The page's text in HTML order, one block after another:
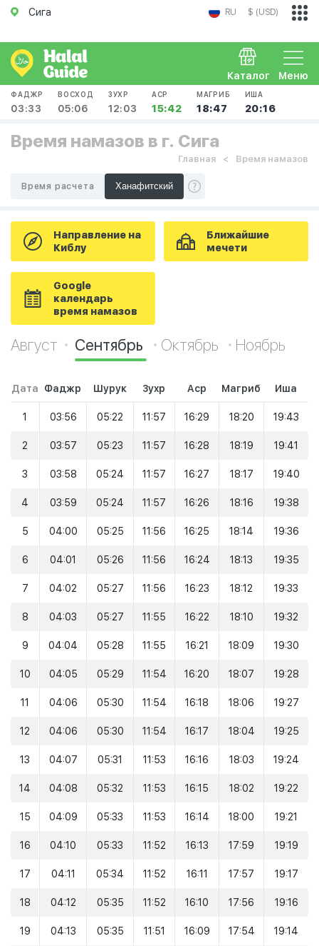
Сига RU $ (USD)
Меню
Каталог
ФАДЖР
03:33
ВОСХОД
05:06
ЗУХР
12:03
АСР
15:42
МАГРИБ
18:47
ИША
20:16
Время намазов в г. Сига
Главная Время намазов
Время расчета
Направление на
Киблу
Ближайшие
мечети
Google
календарь
время намазов
Август Сентябрь Октябрь Ноябрь
Дата Фаджр Шурук Зухр Аср Магриб Иша
1 03:56 05:22 11:57 16:29 18:20 19:43
2 03:57 05:23 11:57 16:28 18:19 19:41
3 03:58 05:24 11:57 16:27 18:17 19:40
4 03:59 05:24 11:57 16:26 18:16 19:38
5 04:00 05:25 11:56 16:25 18:14 19:36
6 04:01 05:26 11:56 16:24 18:13 19:35
7 04:02 05:27 11:56 16:23 18:12 19:33
8 04:03 05:27 11:55 16:22 18:10 19:32
9 04:04 05:28 11:55 16:21 18:09 19:30
10 04:05 05:29 11:54 16:20 18:07 19:28
11 04:06 05:30 11:54 16:18 18:06 19:27
12 04:06 05:30 11:54 16:17 18:04 19:25
13 04:07 05:31 11:53 16:16 18:03 19:24
14 04:08 05:32 11:53 16:15 18:02 19:22
15 04:09 05:33 11:53 16:14 18:00 19:21
16 04:10 05:33 11:52 16:13 17:59 19:19
17 04:11 05:34 11:52 16:11 17:57 19:17
18 04:12 05:35 11:52 16:10 17:56 19:16
19 04:13 05:35 11:51 16:09 17:54 19:14